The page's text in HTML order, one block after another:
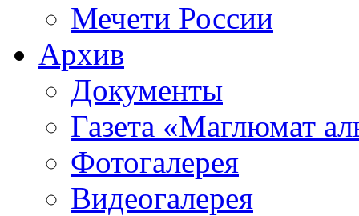
Мечети России
Архив
Документы
Газета «Маглюмат
Фотогалерея
Видеогалерея